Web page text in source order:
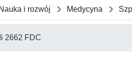
i rozwój Medycyna